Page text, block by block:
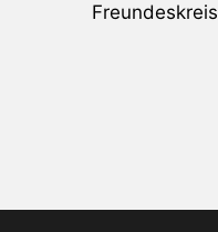
Freundeskreis